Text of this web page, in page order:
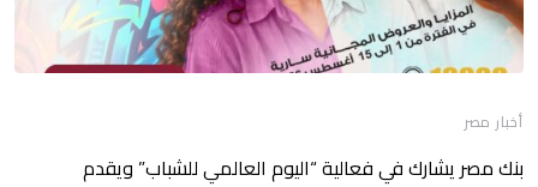
أخبار مصر
بنك مصر يشارك في فعالية “اليوم العالمي للشباب” ويقدم